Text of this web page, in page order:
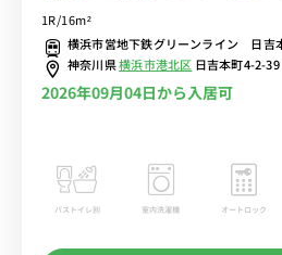
ェア＆たっぷり収納2ドア冷蔵庫など生
大学まで徒歩通学■選べるWi-Fi格安レ
1R/16m²
横浜市営地下鉄グリーンライン 日
神奈川県横浜市港北区 日吉本町4-2-39
2026年09月04日から入居可
バストイレ別 室内洗濯機 オートロック